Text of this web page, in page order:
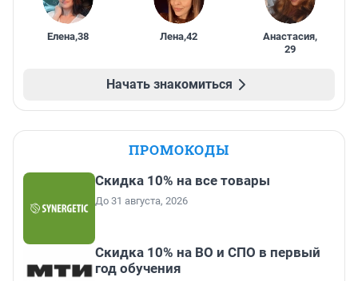
Елена,38 Лена,42 Анастасия,
29
Начать знакомиться
ПРОМОКОДЫ
Скидка 10% на все товары
До 31 августа, 2026
Скидка 10% на ВО и СПО в первый
год обучения